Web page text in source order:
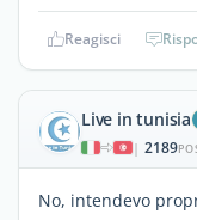
Reagisci
Live in tunisia
| 2189
No, intendevo